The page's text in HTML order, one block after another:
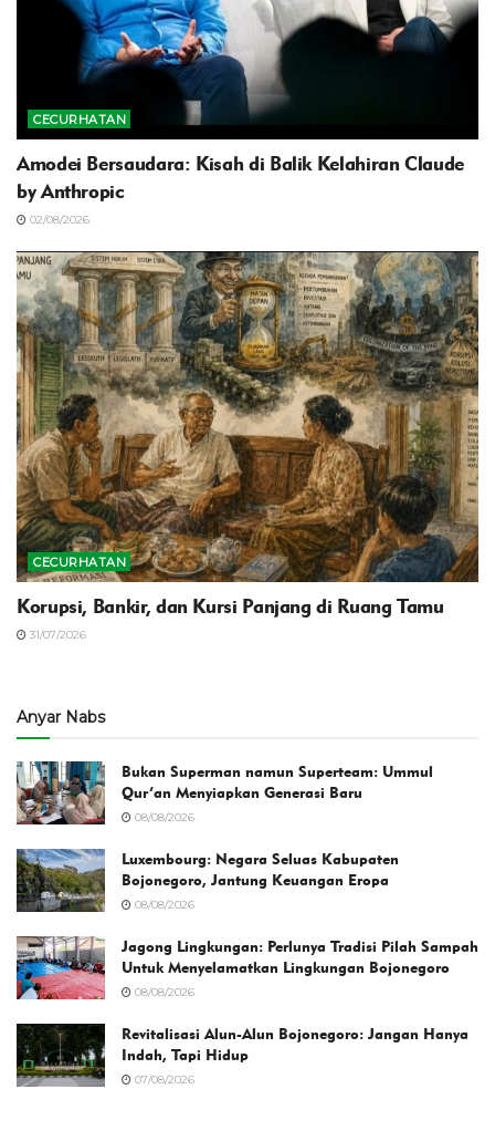
CECURHATAN
Amodei Bersaudara: Kisah di Balik Kelahiran Claude
by Anthropic
02/08/2026
CECURHATAN
Korupsi, Bankir, dan Kursi Panjang di Ruang Tamu
31/07/2026
Anyar Nabs
Bukan Superman namun Superteam: Ummul
Qur’an Menyiapkan Generasi Baru
08/08/2026
Luxembourg: Negara Seluas Kabupaten
Bojonegoro, Jantung Keuangan Eropa
08/08/2026
Jagong Lingkungan: Perlunya Tradisi Pilah Sampah
Untuk Menyelamatkan Lingkungan Bojonegoro
08/08/2026
Revitalisasi Alun-Alun Bojonegoro: Jangan Hanya
Indah, Tapi Hidup
07/08/2026